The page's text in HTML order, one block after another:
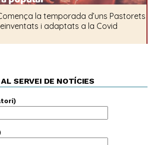
SERVEI DE NOTÍCIES